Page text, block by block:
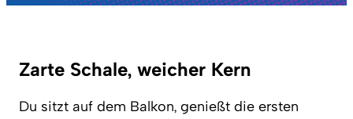
Zarte Schale, weicher Kern
Du sitzt auf dem Balkon, genießt die ersten